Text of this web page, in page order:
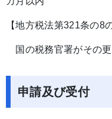
【地方税法第321条の8
国の税務官署がその
申請及び受付